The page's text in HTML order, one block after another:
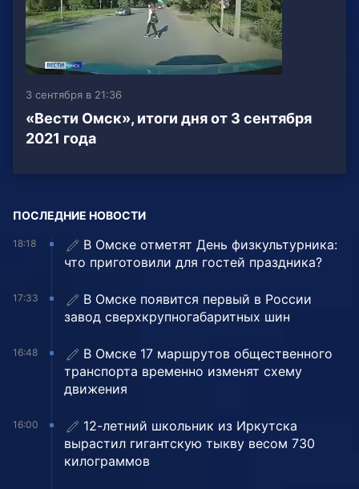
3 сентября в 21:36
«Вести Омск», итоги дня от 3 сентября
2021 года
ПОСЛЕДНИЕ НОВОСТИ
18:18
В Омске отметят День физкультурника:
что приготовили для гостей праздника?
17:33
В Омске появится первый в России
завод сверхкрупногабаритных шин
16:48
В Омске 17 маршрутов общественного
транспорта временно изменят схему
движения
16:00
12-летний школьник из Иркутска
вырастил гигантскую тыкву весом 730
килограммов